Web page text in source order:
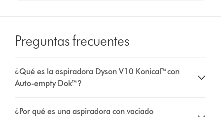
Preguntas frecuentes
¿Qué es la aspiradora Dyson V10 Konical™ con
Auto-empty Dok™?
¿Por qué es una aspiradora con vaciado